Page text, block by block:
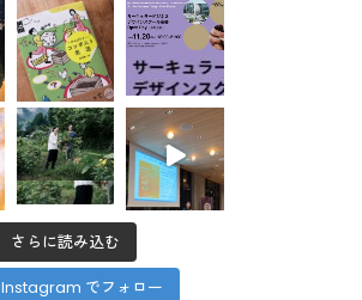
さらに読み込む
Instagram でフォロー